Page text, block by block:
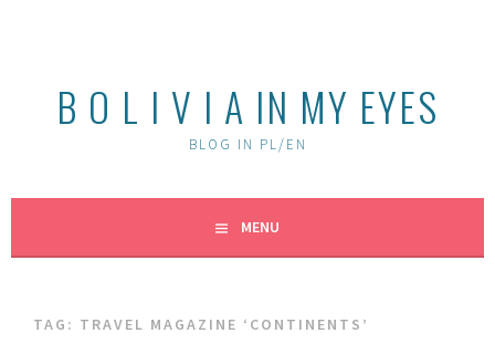
B O L I V I A IN MY EYES
BLOG IN PL/EN
MENU
TAG: TRAVEL MAGAZINE ‘CONTINENTS’